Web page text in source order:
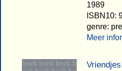
1989
ISBN10:
genre:
Meer
Vriendjes